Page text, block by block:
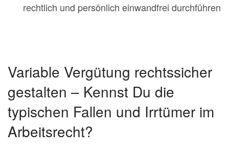
rechtlich und persönlich einwandfrei durchführen
Variable Vergütung rechtssicher
gestalten – Kennst Du die
typischen Fallen und Irrtümer im
Arbeitsrecht?